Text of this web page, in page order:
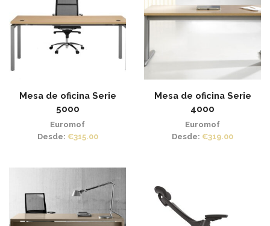
Mesa de oficina Serie
5000
Euromof
Desde: €315.00
Mesa de oficina Serie
4000
Euromof
Desde: €319.00